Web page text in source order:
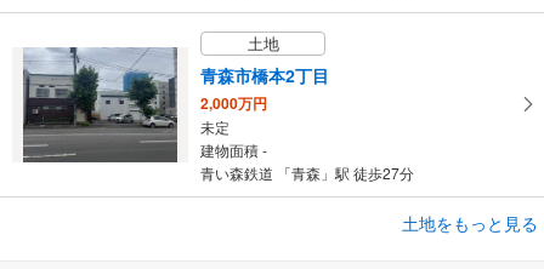
土地
青森市橋本2丁目
2,000万円
未定
建物面積 -
青い森鉄道 「青森」駅 徒歩27分
土地をもっと見る